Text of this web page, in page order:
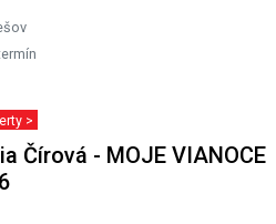
>
Čírová - MOJE VIANOCE